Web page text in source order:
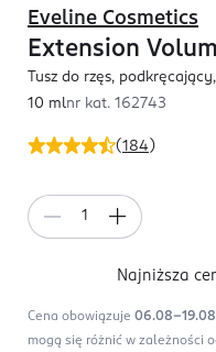
(184 )
Eveline Cosmetics
Extension
Tusz do rzęs,
10 mlnr kat. 162743
Najniższa
Cena obowiązuje 06.08-
mogą się różnić w zależności